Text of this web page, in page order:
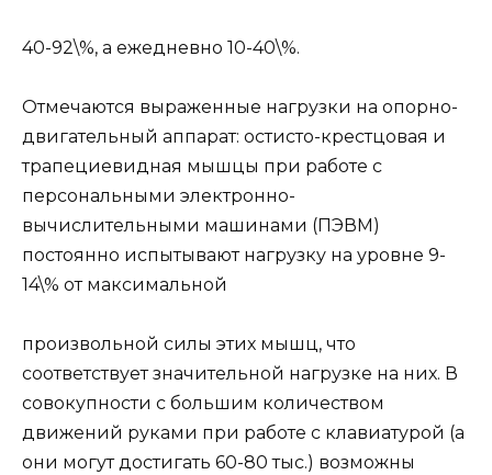
40-92\%, а ежедневно 10-40\%.
Отмечаются выраженные нагрузки на опорно-
двигательный аппарат: остисто-крестцовая и
трапециевидная мышцы при работе с
персональными электронно-
вычислительными машинами (ПЭВМ)
постоянно испытывают нагрузку на уровне 9-
14\% от максимальной
произвольной силы этих мышц, что
соответствует значительной нагрузке на них. В
совокупности с большим количеством
движений руками при работе с клавиатурой (а
они могут достигать 60-80 тыс.) возможны